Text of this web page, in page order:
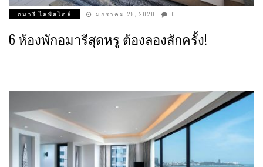
อมารี ไลฟ์สไตล์ มกราคม 28, 2020 0
6 ห้องพักอมารีสุดหรู ต้องลองสักครั้ง!